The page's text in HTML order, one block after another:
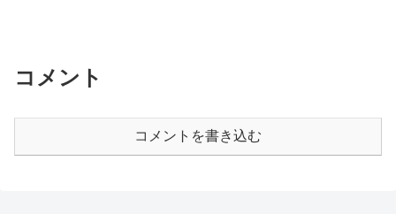
コメント
コメントを書き込む